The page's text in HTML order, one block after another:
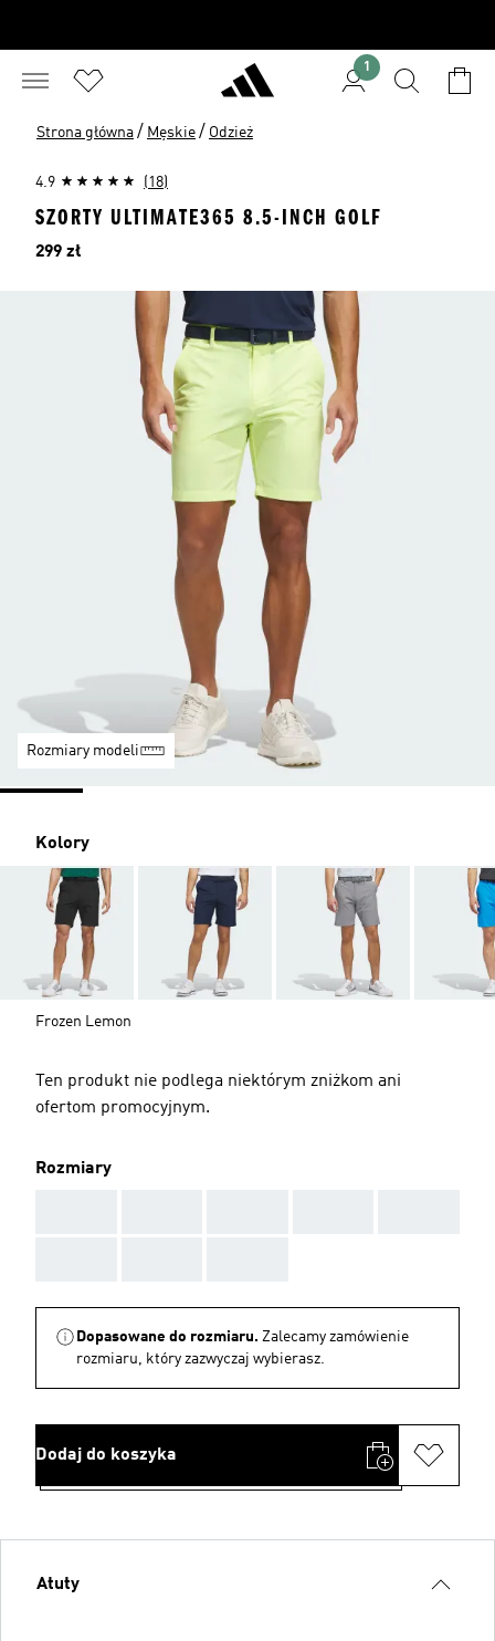
1
Strona główna / Męskie / Odzież
4.9 (18)
SZORTY ULTIMATE365 8.5-INCH GOLF
Cena
299 zł
Rozmiary modeli
Kolory
Frozen Lemon
Ten produkt nie podlega niektórym zniżkom ani
ofertom promocyjnym.
Rozmiary
Dopasowane do rozmiaru. Zalecamy zamówienie
rozmiaru, który zazwyczaj wybierasz.
Dodaj do koszyka
Atuty